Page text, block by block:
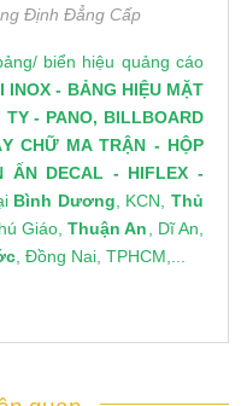
Định Đẳng Cấp
biển hiệu quảng cáo
INOX - BẢNG HIỆU MẶT
TY- PANO, BILLBOARD
CHỮ MA TRẬN - HỘP
ẤN DECAL - HIFLEX -
Bình Dương , KCN,Thủ
Giáo,Thuận An , Dĩ An,
, Đồng Nai, TPHCM,...